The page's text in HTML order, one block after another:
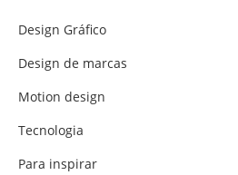
Design Gráfico
Design de marcas
Motion design
Tecnologia
Para inspirar